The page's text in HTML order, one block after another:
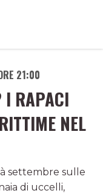
21:00
I RAPACI
NEL
settembre sulle
di uccelli,